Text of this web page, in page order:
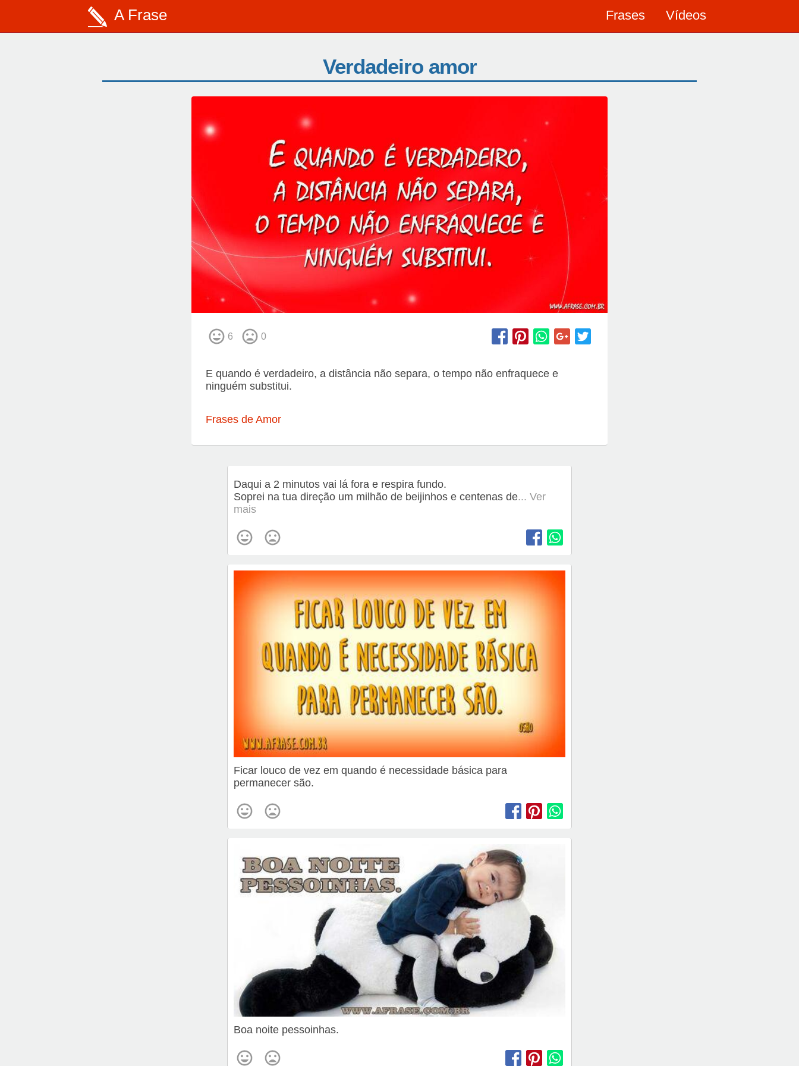
A Frase Frases Vídeos
Verdadeiro amor
6 0
E quando é verdadeiro, a distância não separa, o tempo não enfraquece e
ninguém substitui.
Frases de Amor
Daqui a 2 minutos vai lá fora e respira fundo.
Soprei na tua direção um milhão de beijinhos e centenas de... Ver
mais
Ficar louco de vez em quando é necessidade básica para
permanecer são.
Boa noite pessoinhas.